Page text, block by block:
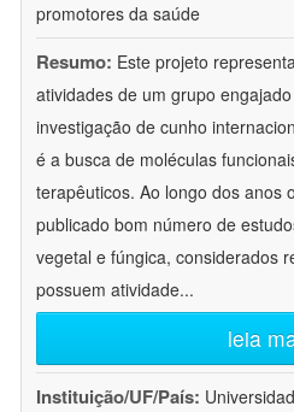
promotores da saúde
Resumo: Este projeto
atividades de um grupo
investigação de cunho
é a busca de moléculas
terapêuticos. Ao longo dos anos
publicado bom número de
vegetal e fúngica, considerados
possuem atividade...
leia
Instituição/UF/País: